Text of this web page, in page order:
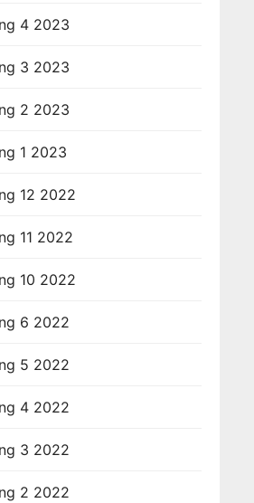
4 2023
3 2023
2 2023
1 2023
12 2022
11 2022
10 2022
6 2022
5 2022
4 2022
3 2022
2 2022